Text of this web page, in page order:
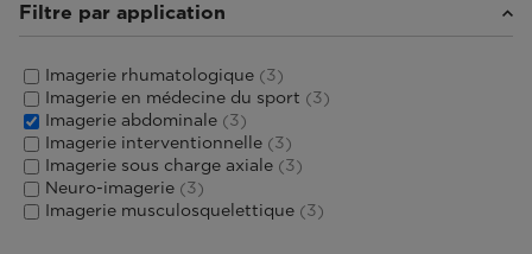
Filtre par application
Imagerie rhumatologique (3)
Imagerie en médecine du sport (3)
Imagerie abdominale (3)
Imagerie interventionnelle (3)
Imagerie sous charge axiale (3)
Neuro-imagerie (3)
Imagerie musculosquelettique (3)